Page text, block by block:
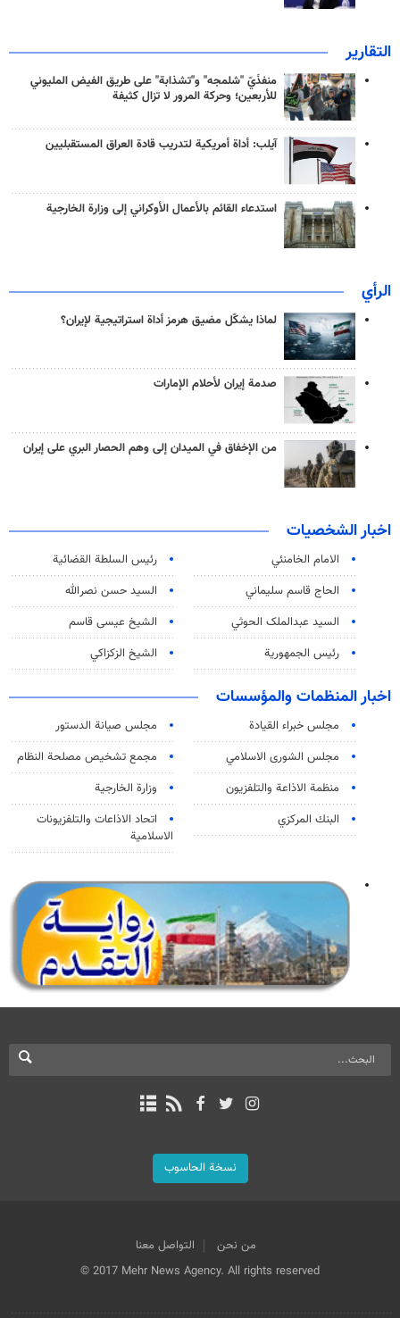
التقارير
منفذَيّ "شلمجه" و"تشذابة" على طريق الفيض المليوني
للأربعين؛ وحركة المرور لا تزال كثيفة
آيلب: أداة أمريكية لتدريب قادة العراق المستقبليين
استدعاء القائم بالأعمال الأوكراني إلى وزارة الخارجية
الرأي
لماذا يشكّل مضيق هرمز أداة استراتيجية لإيران؟
صدمة إيران لأحلام الإمارات
من الإخفاق في الميدان إلى وهم الحصار البري على إيران
اخبار الشخصيات
الامام الخامنئي
رئیس السلطة القضائیة
الحاج قاسم سليماني
السيد حسن نصرالله
السید عبدالملک الحوثي
الشيخ عيسى قاسم
رئيس الجمهورية
الشيخ الزكزاكي
اخبار المنظمات والمؤسسات
مجلس خبراء القيادة
مجلس صيانة الدستور
مجلس الشورى الاسلامي
مجمع تشخيص مصلحة النظام
منظمة الاذاعة والتلفزیون
وزارة الخارجية
البنك المركزي
اتحاد الاذاعات والتلفزيونات
الاسلامية
نسخة الحاسوب
من نحن
التواصل معنا
© 2017 Mehr News Agency. All rights reserved